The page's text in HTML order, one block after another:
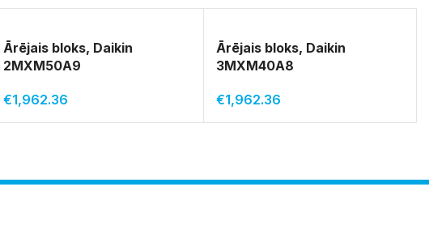
Ārējais bloks, Daikin
2MXM50A9
€1,962.36
Ārējais bloks, Daikin
3MXM40A8
€1,962.36